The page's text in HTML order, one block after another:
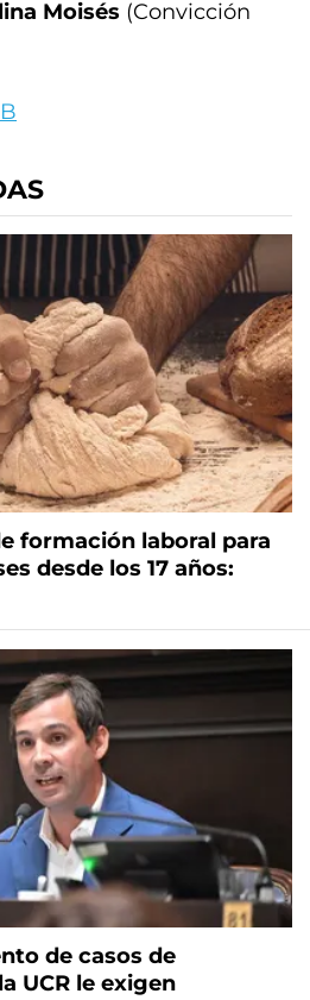
Moisés (Convicción
formación laboral para
desde los 17 años:
de casos de
UCR le exigen